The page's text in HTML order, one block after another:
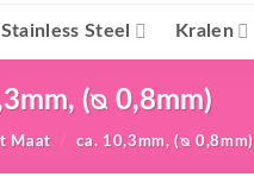
Stainless Steel Kralen
(ᴓ 0,8mm)
Maat / ca. 10,3mm, (ᴓ 0,8mm)